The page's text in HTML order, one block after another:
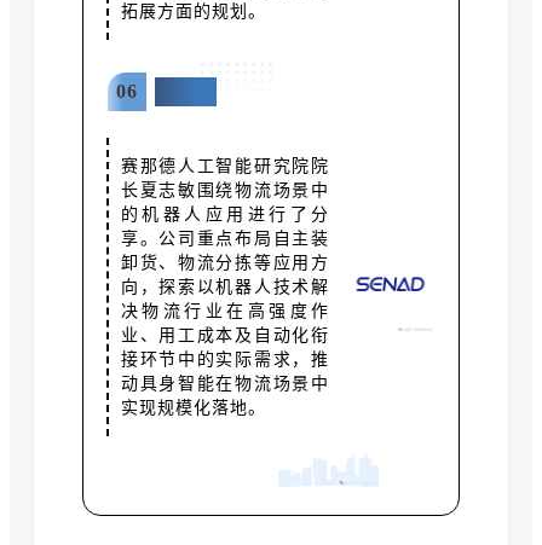
拓展方面的规划。
06
赛那德人工智能研究院院
长夏志敏围绕物流场景中
的机器人应用进行了分
享。公司重点布局自主装
卸货、物流分拣等应用方
向，探索以机器人技术解
决物流行业在高强度作
业、用工成本及自动化衔
接环节中的实际需求，推
动具身智能在物流场景中
实现规模化落地。